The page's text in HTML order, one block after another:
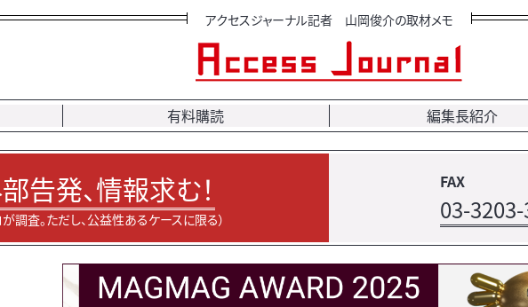
アクセスジャーナル記者 山岡俊介の取材メモ
有料購読 編集長紹介
告発、情報求む！
調査。ただし、公益性あるケースに限る）
FAX
03-